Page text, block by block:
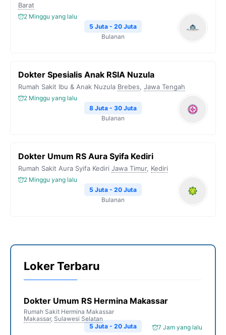
Barat
2 Minggu yang lalu
5 Juta - 20 Juta
Bulanan
Dokter Spesialis Anak RSIA Nuzula
Rumah Sakit Ibu & Anak Nuzula Brebes, Jawa Tengah
2 Minggu yang lalu
8 Juta - 30 Juta
Bulanan
Dokter Umum RS Aura Syifa Kediri
Rumah Sakit Aura Syifa Kediri Jawa Timur, Kediri
2 Minggu yang lalu
5 Juta - 20 Juta
Bulanan
Loker Terbaru
Dokter Umum RS Hermina Makassar
Rumah Sakit Hermina Makassar
Makassar, Sulawesi Selatan
7 Jam yang lalu
5 Juta - 20 Juta